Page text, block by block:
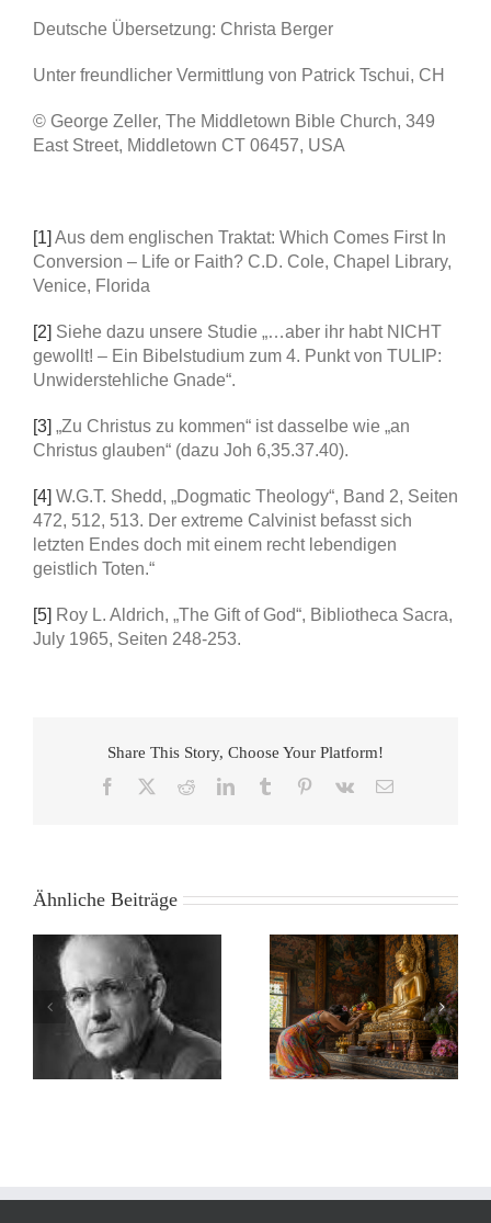
Deutsche Übersetzung: Christa Berger
Unter freundlicher Vermittlung von Patrick Tschui, CH
© George Zeller, The Middletown Bible Church, 349
East Street, Middletown CT 06457, USA
[1] Aus dem englischen Traktat: Which Comes First In
Conversion – Life or Faith? C.D. Cole, Chapel Library,
Venice, Florida
[2] Siehe dazu unsere Studie „…aber ihr habt NICHT
gewollt! – Ein Bibelstudium zum 4. Punkt von TULIP:
Unwiderstehliche Gnade“.
[3] „Zu Christus zu kommen“ ist dasselbe wie „an
Christus glauben“ (dazu Joh 6,35.37.40).
[4] W.G.T. Shedd, „Dogmatic Theology“, Band 2, Seiten
472, 512, 513. Der extreme Calvinist befasst sich
letzten Endes doch mit einem recht lebendigen
geistlich Toten.“
[5] Roy L. Aldrich, „The Gift of God“, Bibliotheca Sacra,
July 1965, Seiten 248-253.
Share This Story, Choose Your Platform!
Facebook
RedditLinkedInTumblr Pinterest
Vk
E-
Ähnliche Beiträge